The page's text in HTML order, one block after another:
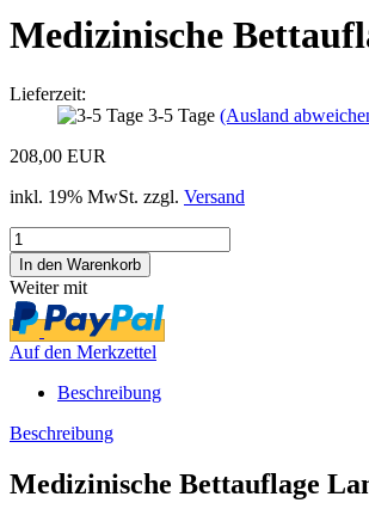
Medizinische
Lieferzeit:
3-5 Tage (Ausland
208,00 EUR
inkl. 19% MwSt. zzgl. Versand
Weiter mit
Auf den Merkzettel
Beschreibung
Beschreibung
Medizinische Bettauflage